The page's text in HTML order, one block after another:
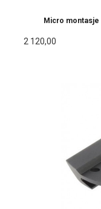
Micro montasje
2 120,00